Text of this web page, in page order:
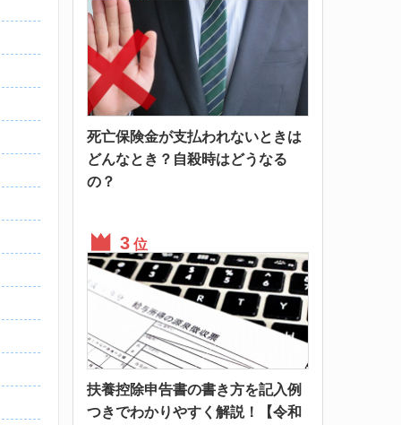
死亡保険金が支払われないときは
どんなとき？自殺時はどうなる
の？
位
扶養控除申告書の書き方を記入例
つきでわかりやすく解説！【令和